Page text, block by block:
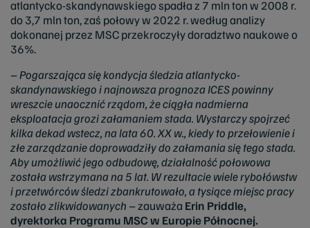
atlantycko-skandynawskiego spadła z 7 mln ton w 2008 r.
do 3,7 mln ton, zaś połowy w 2022 r. według analizy
dokonanej przez MSC przekroczyły doradztwo naukowe o
36%.
– Pogarszająca się kondycja śledziaatlantycko-
skandynawskiegoi najnowsza prognoza ICES powinny
wreszcie unaocznić rządom, że ciągła nadmierna
eksploatacja grozi załamaniem stada. Wystarczy spojrzeć
kilka dekad wstecz, na lata 60. XX w., kiedy to przełowienie i
złe zarządzanie doprowadziły do załamania się tego stada.
Aby umożliwić jego odbudowę, działalność połowowa
została wstrzymana na 5 lat. W rezultacie wiele rybołówstw
i przetwórców śledzi zbankrutowało, a tysiące miejsc pracy
zostało zlikwidowanych –zauważa Erin Priddle,
dyrektorka Programu MSC w Europie Północnej.